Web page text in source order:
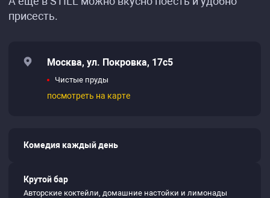
присесть.
Москва, ул. Покровка, 17с5
Чистые пруды
посмотреть на карте
Комедия каждый день
Крутой бар
Авторские коктейли, домашние настойки и лимонады